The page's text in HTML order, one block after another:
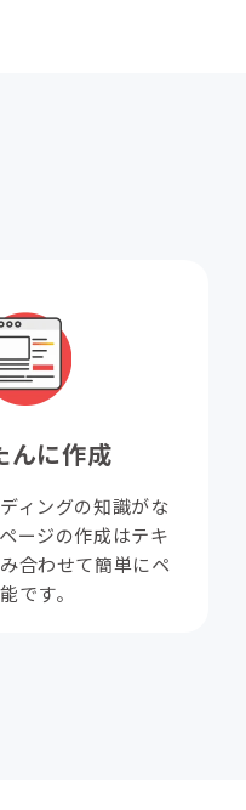
んに作成
ィングの知識がな
ージの作成はテキ
合わせて簡単にペ
です。